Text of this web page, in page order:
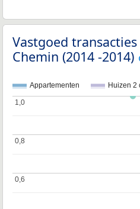
Vastgoed
Chemin (2014 -2014)
Appartementen Huizen
0,6
0,6
0,8
0,8
1,0
1,0